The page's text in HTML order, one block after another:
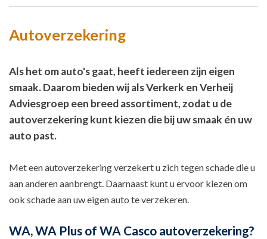
Autoverzekering
Als het om auto's gaat, heeft iedereen zijn eigen
smaak. Daarom bieden wij als Verkerk en Verheij
Adviesgroep een breed assortiment, zodat u de
autoverzekering kunt kiezen die bij uw smaak én uw
auto past.
Met een autoverzekering verzekert u zich tegen schade die u
aan anderen aanbrengt. Daarnaast kunt u ervoor kiezen om
ook schade aan uw eigen auto te verzekeren.
WA, WA Plus of WA Casco autoverzekering?